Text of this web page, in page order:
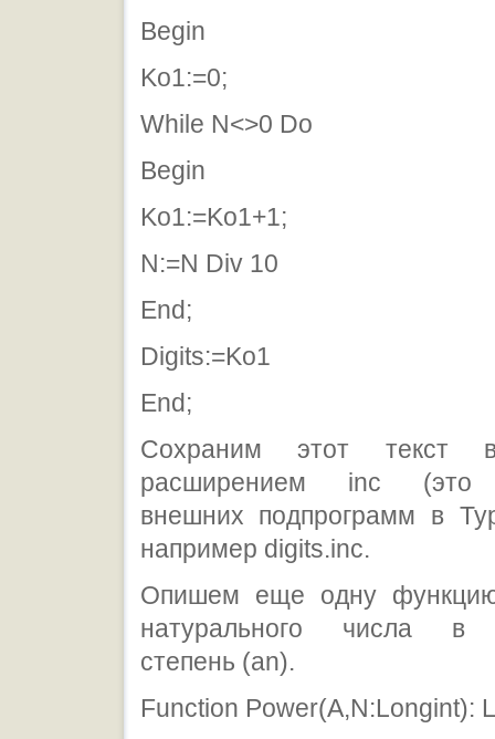
Begin
Ko1:=0;
While N<>0 Do
Begin
Ko1:=Ko1+1;
N:=N Div 10
End;
Digits:=Ko1
End;
Сохраним этот
расширением inc (это
внешних подпрограмм в
например digits.inc.
Опишем еще одну
натурального числа в
степень (аn).
Function Power(A,N:Longint):